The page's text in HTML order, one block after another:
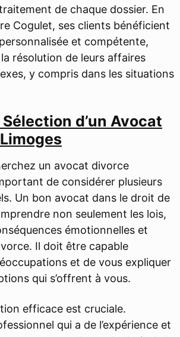
de chaque dossier. En
Cogulet, ses clients bénéficient
et compétente,
résolution de leurs affaires
y compris dans les situations
d’un Avocat
un avocat divorce
de considérer plusieurs
Un bon avocat dans le droit de
non seulement les lois,
émotionnelles et
Il doit être capable
et de vous expliquer
qui s’offrent à vous.
efficace est cruciale.
qui a de l’expérience et